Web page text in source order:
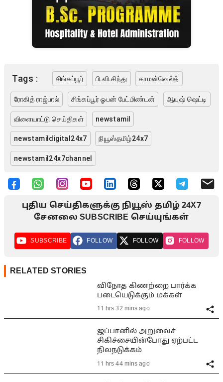
Tags : சிங்கப்பூர் பி.வி.சிந்து காமன்வெல்த்
ரோகித் ராஜ்பால் சிங்கப்பூர் ஓபன் பேட்மிண்டன் ஆயுஷ் ஷெட்டி
விளையாட்டு செய்திகள் newstamil
newstamildigital24x7 நியூஸ்தமிழ்24x7
newstamil24x7channel
புதிய செய்திகளுக்கு நியூஸ் தமிழ் 24X7
சேனலை SUBSCRIBE செய்யுங்கள்
SUBSCRIBE FOLLOW FOLLOW FOLLOW
RELATED STORIES
விநோத கிணற்றை பார்க்க
படையெடுக்கும் மக்கள்
11 hrs 32 mins ago
ஜப்பானில் அறுவைச்
சிகிச்சையின்போது ஏற்பட்ட
நிலநடுக்கம்
11 hrs 44 mins ago